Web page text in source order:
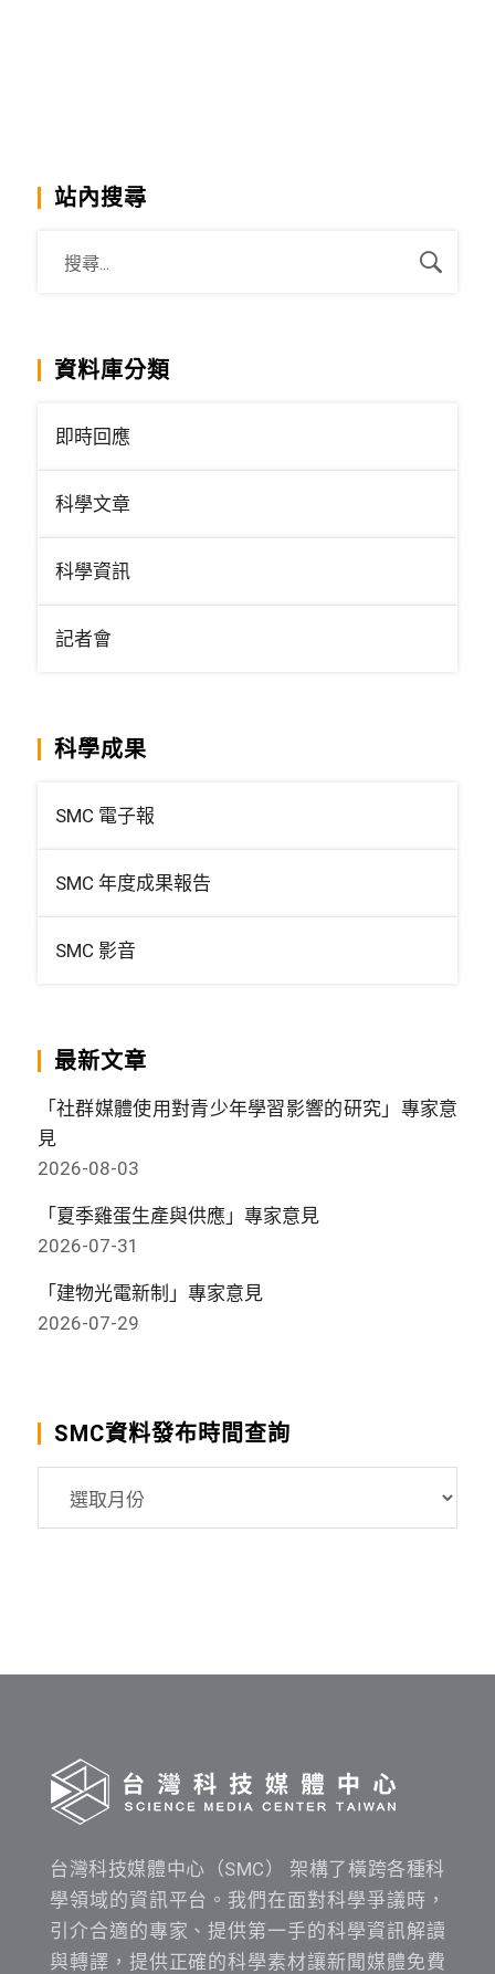
站內搜尋
資料庫分類
即時回應
科學文章
科學資訊
記者會
科學成果
SMC 電子報
SMC 年度成果報告
SMC 影音
最新文章
「社群媒體使用對青少年學習影響的研究」專家意
見
2026-08-03
「夏季雞蛋生產與供應」專家意見
2026-07-31
「建物光電新制」專家意見
2026-07-29
SMC資料發布時間查詢
台灣科技媒體中心（SMC） 架構了橫跨各種科
學領域的資訊平台。我們在面對科學爭議時，
引介合適的專家、提供第一手的科學資訊解讀
與轉譯，提供正確的科學素材讓新聞媒體免費